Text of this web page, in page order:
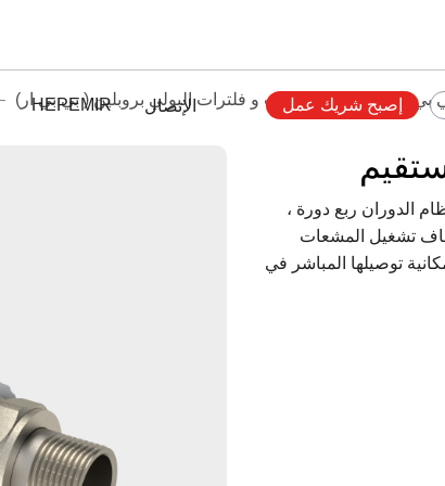
إصبح شريك عمل HEPEMIR الإتصال بي ار - كوع صمامات و فلترات البولي بروبلين ( بي بي ار)
الدوران ربع دورة ،
تشغيل المشعات
توصيلها المباشر في